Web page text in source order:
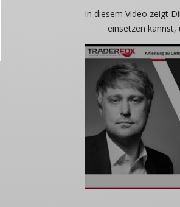
In diesem Video zeigt
einsetzen kannst,